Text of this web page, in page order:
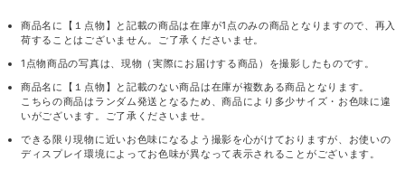
商品名に【１点物】と記載の商品は在庫が1点のみの商品となりますので、再入
荷することはございません。ご了承くださいませ。
1点物商品の写真は、現物（実際にお届けする商品）を撮影したものです。
商品名に【１点物】と記載のない商品は在庫が複数ある商品となります。
こちらの商品はランダム発送となるため、商品により多少サイズ・お色味に違
いがございます。ご了承くださいませ。
できる限り現物に近いお色味になるよう撮影を心がけておりますが、お使いの
ディスプレイ環境によってお色味が異なって表示されることがございます。